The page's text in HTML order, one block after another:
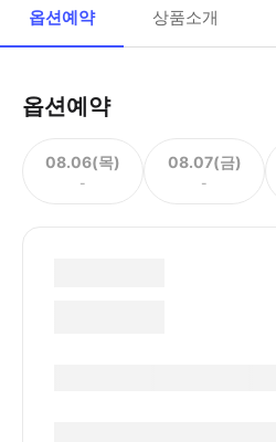
옵션예약 상품소개
옵션예약
08.06(목)
-
08.07(금)
-